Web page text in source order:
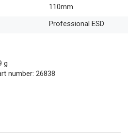
110mm
Professional ESD
g
number: 26838